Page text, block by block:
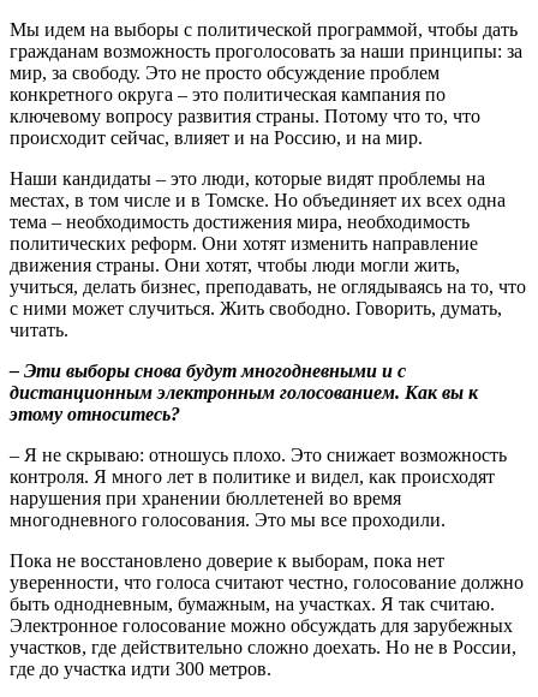
Мы идем на выборы с политической программой, чтобы дать
гражданам возможность проголосовать за наши принципы: за
мир, за свободу. Это не просто обсуждение проблем
конкретного округа – это политическая кампания по
ключевому вопросу развития страны. Потому что то, что
происходит сейчас, влияет и на Россию, и на мир.
Наши кандидаты – это люди, которые видят проблемы на
местах, в том числе и в Томске. Но объединяет их всех одна
тема – необходимость достижения мира, необходимость
политических реформ. Они хотят изменить направление
движения страны. Они хотят, чтобы люди могли жить,
учиться, делать бизнес, преподавать, не оглядываясь на то, что
с ними может случиться. Жить свободно. Говорить, думать,
читать.
– Эти выборы снова будут многодневными и с
дистанционным электронным голосованием. Как вы к
этому относитесь?
– Я не скрываю: отношусь плохо. Это снижает возможность
контроля. Я много лет в политике и видел, как происходят
нарушения при хранении бюллетеней во время
многодневного голосования. Это мы все проходили.
Пока не восстановлено доверие к выборам, пока нет
уверенности, что голоса считают честно, голосование должно
быть однодневным, бумажным, на участках. Я так считаю.
Электронное голосование можно обсуждать для зарубежных
участков, где действительно сложно доехать. Но не в России,
где до участка идти 300 метров.